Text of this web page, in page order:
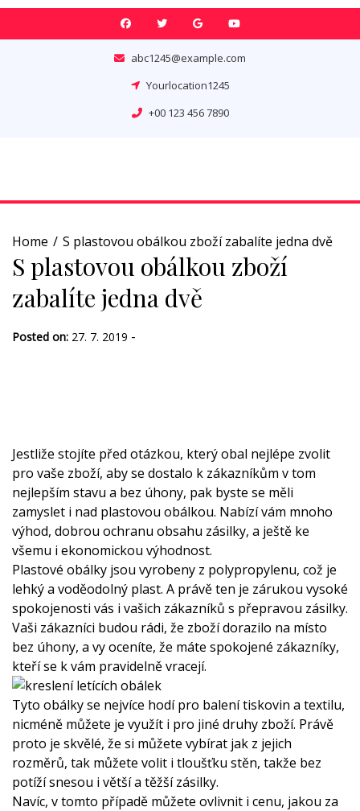
Skip
abc1245@example.com
Yourlocation1245
+00 123 456 7890
Home S plastovou obálkou zboží zabalíte jedna dvě
S plastovou obálkou zboží
zabalíte jedna dvě
Posted on: 27. 7. 2019 -
Jestliže stojíte před otázkou, který obal nejlépe zvolit
pro vaše zboží, aby se dostalo k zákazníkům v tom
nejlepším stavu a bez úhony, pak byste se měli
zamyslet i nad plastovou obálkou. Nabízí vám mnoho
výhod, dobrou ochranu obsahu zásilky, a ještě ke
všemu i ekonomickou výhodnost.
Plastové obálky jsou vyrobeny z polypropylenu, což je
lehký a voděodolný plast. A právě ten je zárukou vysoké
spokojenosti vás i vašich zákazníků s přepravou zásilky.
Vaši zákazníci budou rádi, že zboží dorazilo na místo
bez úhony, a vy oceníte, že máte spokojené zákazníky,
kteří se k vám pravidelně vracejí.
Tyto obálky se nejvíce hodí pro balení tiskovin a textilu,
nicméně můžete je využít i pro jiné druhy zboží. Právě
proto je skvělé, že si můžete vybírat jak z jejich
rozměrů, tak můžete volit i tloušťku stěn, takže bez
potíží snesou i větší a těžší zásilky.
Navíc, v tomto případě můžete ovlivnit i cenu, jakou za